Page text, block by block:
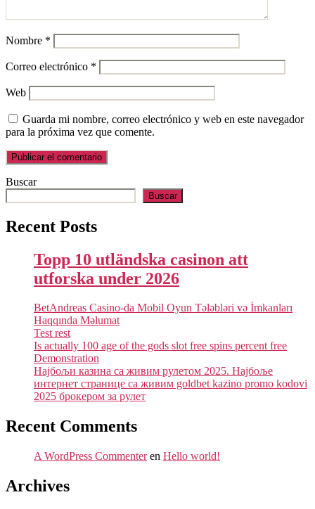
Nombre *
Correo electrónico *
Web
Guarda mi nombre, correo electrónico y web en este navegador
para la próxima vez que comente.
Buscar
Buscar
Recent Posts
Topp 10 utländska casinon att
utforska under 2026
BetAndreas Casino-da Mobil Oyun Tələbləri və İmkanları
Haqqında Məlumat
Test rest
Is actually 100 age of the gods slot free spins percent free
Demonstration
Најбољи казина са живим рулетом 2025. Најбоље
интернет странице са живим goldbet kazino promo kodovi
2025 брокером за рулет
Recent Comments
A WordPress Commenteren Hello world!
Archives